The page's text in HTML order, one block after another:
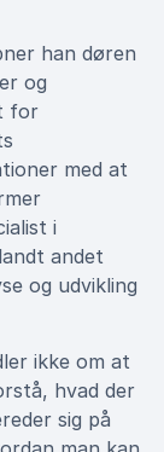
han døren
og
for
med at
i
andet
og udvikling
ikke om at
hvad der
sig på